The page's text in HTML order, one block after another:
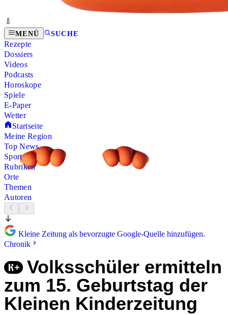
MENÜ SUCHE
Rezepte
Dossiers
Videos
Podcasts
Horoskope
Spiele
E-Paper
Wetter
Startseite
Meine Region
Top News
Sport
Rubriken
Orte
Themen
Autoren
Kleine Zeitung als bevorzugte Google-Quelle hinzufügen.
Chronik
Volksschüler ermitteln
zum 15. Geburtstag der
Kleinen Kinderzeitung